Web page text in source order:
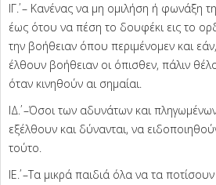
ΙΓ΄. – Κανένας να μη ομιλήση ή φωνάξη
έως ότου να πέση το δουφέκι εις το
την βοήθειαν όπου περιμένομεν και
έλθουν βοήθειαν οι όπισθεν, πάλιν
όταν κινηθούν αι σημαίαι.
ΙΔ΄. –Όσοι των αδυνάτων και
εξέλθουν και δύνανται, να
τούτο.
ΙΕ΄. –Τα μικρά παιδιά όλα να τα